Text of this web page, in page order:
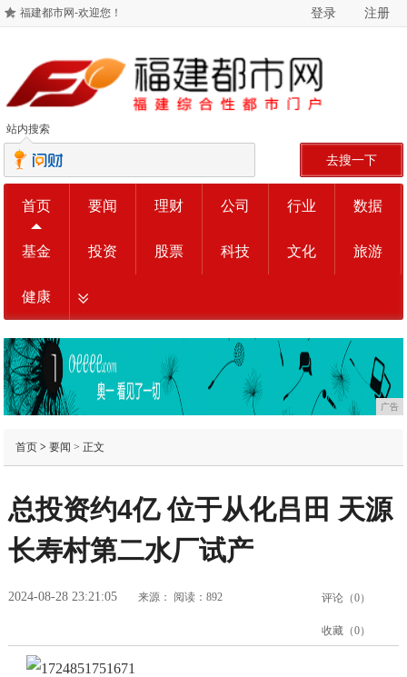
福建都市网-欢迎您！ 登录 注册
站内搜索
去搜一下
首页 要闻 理财 公司 行业 数据
基金 投资 股票 科技 文化 旅游
健康
广告
首页> 要闻 > 正文
总投资约4亿 位于从化吕田 天源
长寿村第二水厂试产
2024-08-28 23:21:05 来源： 阅读：892 评论（0）
收藏（0）